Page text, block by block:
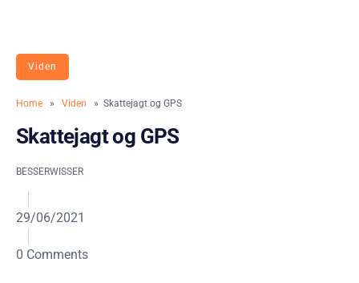
Viden
Home » Viden » Skattejagt og GPS
Skattejagt og GPS
BESSERWISSER
29/06/2021
0 Comments